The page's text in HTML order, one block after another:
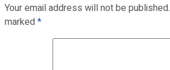
Your email address will not be published.
marked*